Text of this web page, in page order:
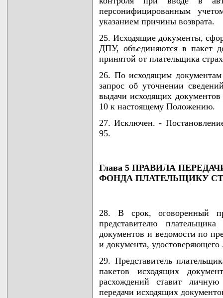
персонифицированным
указанием причины возврата.
25. Исходящие документы,
ДПУ, объединяются в пакет
принятой от плательщика
26. По исходящим документам
запрос об уточнении
выдачи исходящих
10 к настоящему Положению.
27. Исключен. -
95.
Глава 5 ПРАВИЛА
ФОНДА ПЛАТЕЛЬЩИКУ
28. В срок, оговоренный
представителю
документов и ведомости по
и документа, удостоверяющего
29. Представитель
пакетов исходящих
расхождений ставит
передачи исходящих